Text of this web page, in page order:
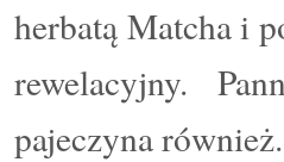
herbatą Matcha i
rewelacyjny.
pajeczyna